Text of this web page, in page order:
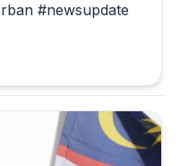
#newsupdate